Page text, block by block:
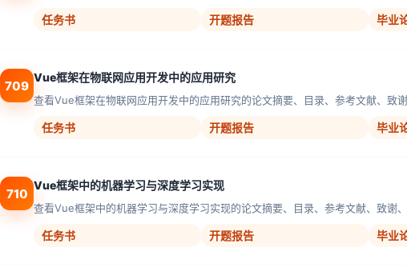
任务书 开题报告 毕业
709
Vue框架在物联网应用开发中的应用研究
查看Vue框架在物联网应用开发中的应用研究的论文摘要、目录、参考文献、致
任务书 开题报告 毕业
710
Vue框架中的机器学习与深度学习实现
查看Vue框架中的机器学习与深度学习实现的论文摘要、目录、参考文献、致谢
任务书 开题报告 毕业